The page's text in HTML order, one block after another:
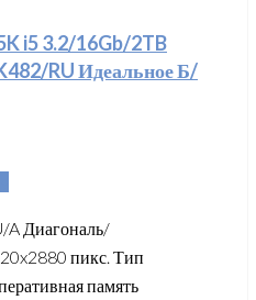
i5 3.2/16Gb/2TB
RU Идеальное Б/
Диагональ/
пикс. Тип
память